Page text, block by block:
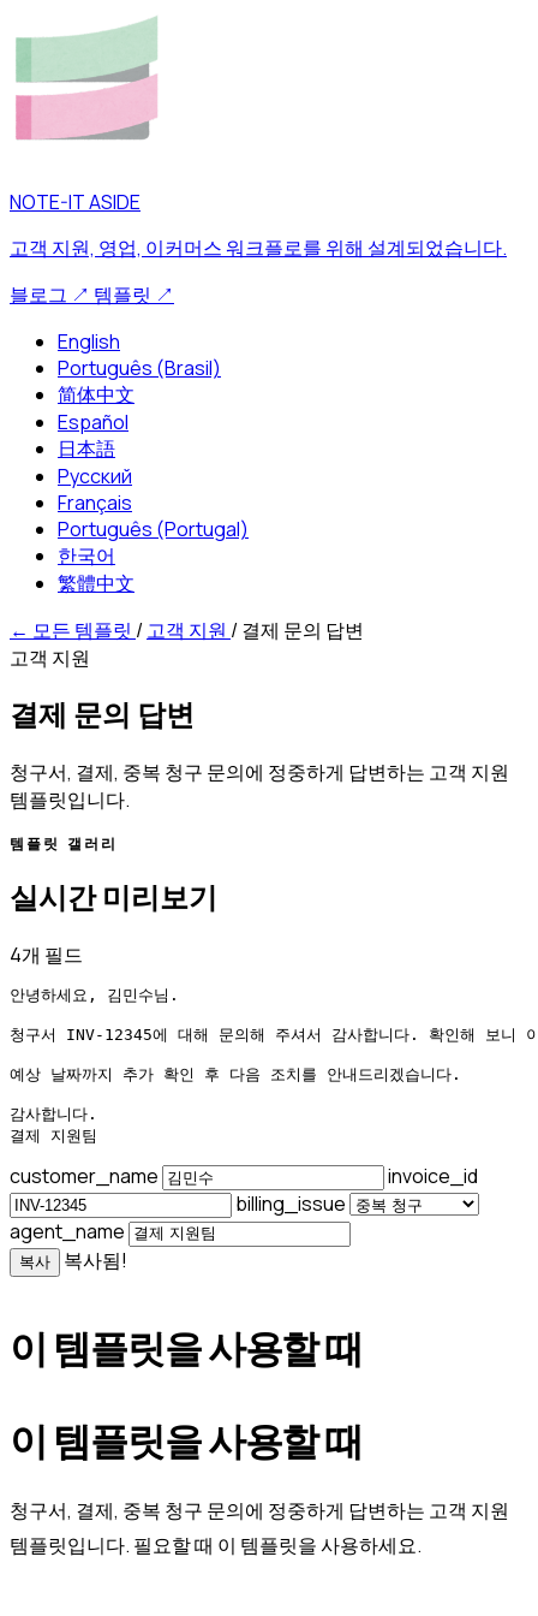
NOTE-IT ASIDE
고객 지원, 영업, 이커머스 워크플로를 위해 설계되었습니다.
블로그 ↗ 템플릿 ↗
English
Português (Brasil)
简体中文
Español
日本語
Русский
Français
Português (Portugal)
한국어
繁體中文
← 모든 템플릿 /고객 지원 /결제 문의 답변
고객 지원
결제 문의 답변
청구서, 결제, 중복 청구 문의에 정중하게 답변하는 고객 지원
템플릿입니다.
템플릿 갤러리
실시간 미리보기
4개 필드
안녕하세요, 김민수님.
청구서 INV-12345에 대해 문의해 주셔서 감사합니다. 확인해 보니
예상 날짜까지 추가 확인 후 다음 조치를 안내드리겠습니다.
감사합니다.
결제 지원팀
customer_name
invoice_id
billing_issue
agent_name
복사 복사됨!
이 템플릿을 사용할 때
이 템플릿을 사용할 때
청구서, 결제, 중복 청구 문의에 정중하게 답변하는 고객 지원
템플릿입니다. 필요할 때 이 템플릿을 사용하세요.